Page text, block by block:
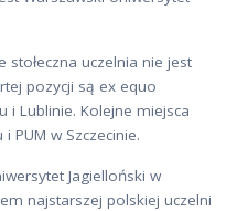
stołeczna uczelnia nie jest
pozycji są ex equo
i Lublinie. Kolejne miejsca
PUM w Szczecinie.
Jagielloński w
najstarszej polskiej uczelni